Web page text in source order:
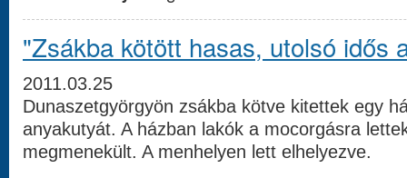
"Zsákba kötött hasas, utolsó idős
2011.03.25
Dunaszetgyörgyön zsákba kötve kitettek egy
anyakutyát. A házban lakók a mocorgásra
megmenekült. A menhelyen lett elhelyezve.